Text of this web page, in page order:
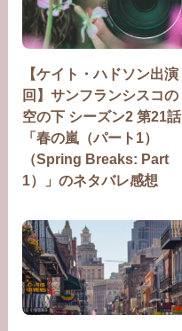
【ケイト・ハドソン出演
回】サンフランシスコの
空の下 シーズン2 第21話
「春の嵐（パート1）
（Spring Breaks: Part
1）」のネタバレ感想